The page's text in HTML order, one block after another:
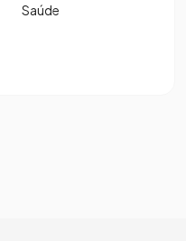
Saúde